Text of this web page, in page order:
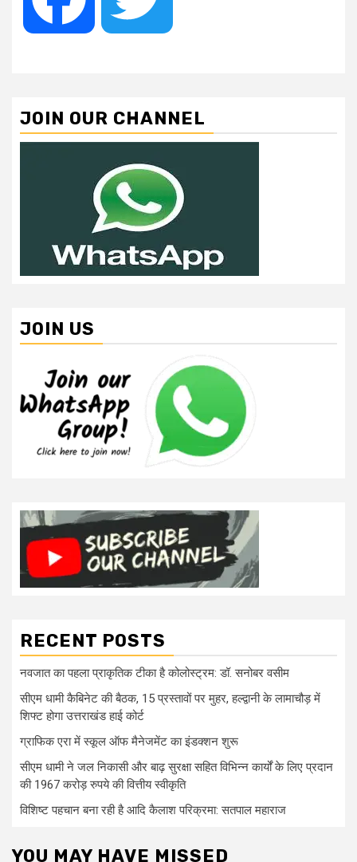
JOIN OUR CHANNEL
JOIN US
RECENT POSTS
नवजात का पहला प्राकृतिक टीका है कोलोस्ट्रम: डॉ. सनोबर वसीम
सीएम धामी कैबिनेट की बैठक, 15 प्रस्तावों पर मुहर, हल्द्वानी के लामाचौड़ में
शिफ्ट होगा उत्तराखंड हाई कोर्ट
ग्राफिक एरा में स्कूल ऑफ मैनेजमेंट का इंडक्शन शुरू
सीएम धामी ने जल निकासी और बाढ़ सुरक्षा सहित विभिन्न कार्यों के लिए प्रदान
की 1967 करोड़ रुपये की वित्तीय स्वीकृति
विशिष्ट पहचान बना रही है आदि कैलाश परिक्रमा: सतपाल महाराज
YOU MAY HAVE MISSED